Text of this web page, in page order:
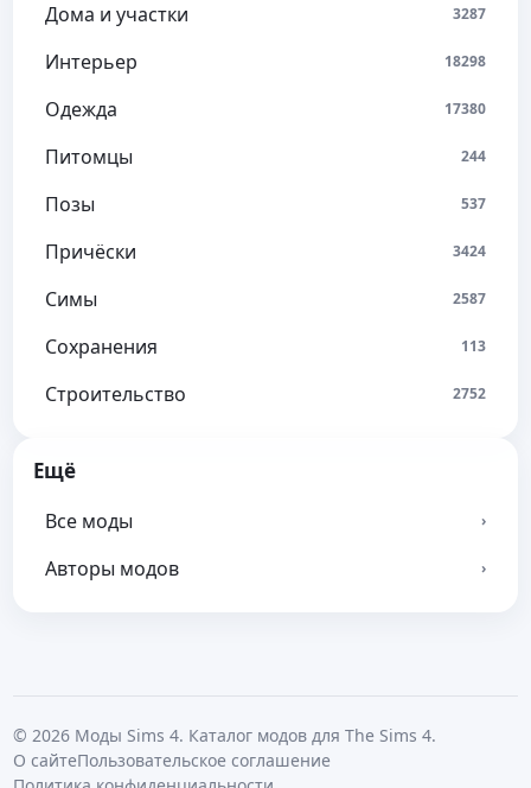
Дома и участки 3287
Интерьер 18298
Одежда 17380
Питомцы 244
Позы 537
Причёски 3424
Симы 2587
Сохранения 113
Строительство 2752
Ещё
Все моды ›
Авторы модов ›
© 2026 Моды Sims 4. Каталог модов для The Sims 4.
О сайтеПользовательское соглашение